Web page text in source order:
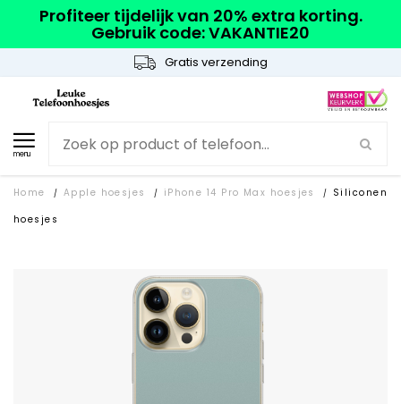
Profiteer tijdelijk van 20% extra korting.
Gebruik code: VAKANTIE20
Gratis verzending
menu
Home / Apple hoesjes / iPhone 14 Pro Max hoesjes /
Siliconen
hoesjes